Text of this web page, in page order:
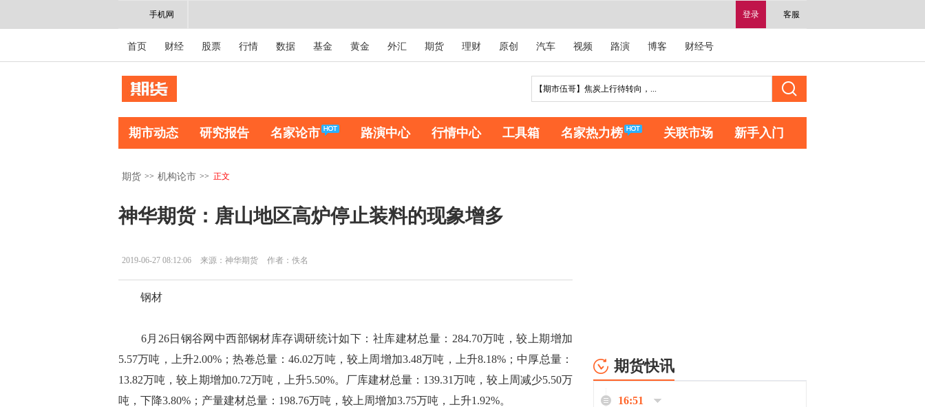
登录 客服
手机网
首页 财经 股票 行情 数据 基金 黄金 外汇 期货 理财 原创 汽车 视频 路演 博客 财经号
期市动态 研究报告 名家论市 路演中心 行情中心 工具箱 名家热力榜 关联市场 新手入门
期货 >> 机构论市 >> 正文
神华期货：唐山地区高炉停止装料的现象增多
2019-06-27 08:12:06 来源：神华期货 作者：佚名
钢材
6月26日钢谷网中西部钢材库存调研统计如下：社库建材总量：284.70万吨，较上期增加
5.57万吨，上升2.00%；热卷总量：46.02万吨，较上周增加3.48万吨，上升8.18%；中厚总量：
13.82万吨，较上期增加0.72万吨，上升5.50%。厂库建材总量：139.31万吨，较上周减少5.50万
吨，下降3.80%；产量建材总量：198.76万吨，较上周增加3.75万吨，上升1.92%。
期货快讯
16:51